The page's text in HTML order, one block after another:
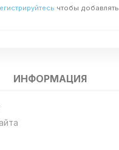
чтобы добавлять
ИНФОРМАЦИЯ